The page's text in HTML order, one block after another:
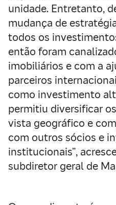
unidade. Entretanto,
mudança de
todos os
então foram
imobiliários e com a
parceiros
como investimento
permitiu diversificar
vista geográfico e
com outros sócios e
institucionais”,
subdiretor geral de